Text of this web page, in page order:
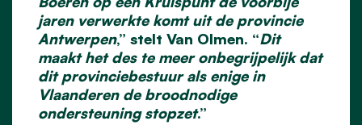
jaren verwerkte komt uit de provincie
Antwerpen,” stelt Van Olmen. “Dit
maakt het des te meer onbegrijpelijk dat
dit provinciebestuur als enige in
Vlaanderen de broodnodige
ondersteuning stopzet.”